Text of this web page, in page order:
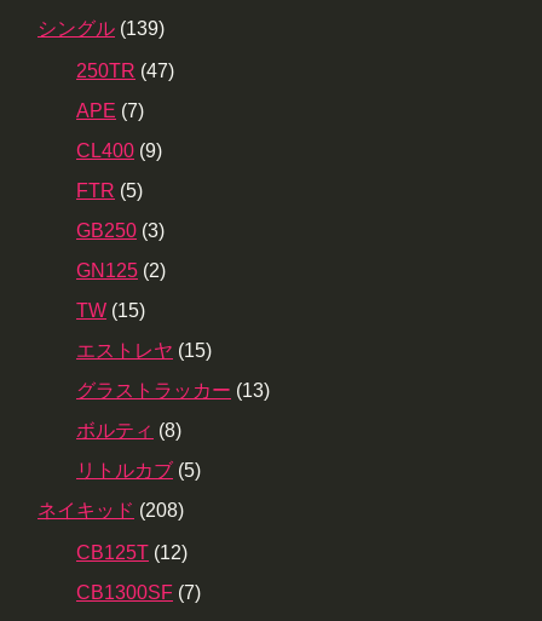
シングル (139)
250TR (47)
APE (7)
CL400 (9)
FTR (5)
GB250 (3)
GN125 (2)
TW (15)
エストレヤ (15)
グラストラッカー (13)
ボルティ (8)
リトルカブ (5)
ネイキッド (208)
CB125T (12)
CB1300SF (7)